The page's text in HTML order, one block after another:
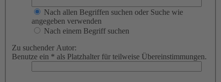
Nach allen Begriffen suchen oder Suche wie
angegeben verwenden
Nach einem Begriff suchen
Zu suchender Autor:
Benutze ein * als Platzhalter für teilweise Übereinstimmungen.